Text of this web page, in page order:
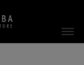
め表示できませ